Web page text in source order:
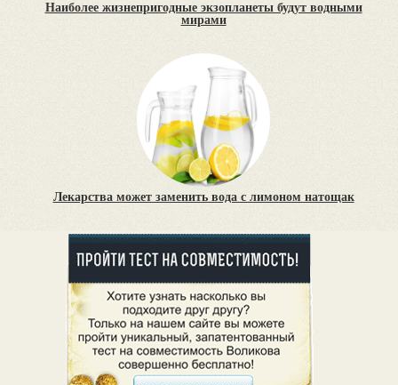
Наиболее жизнепригодные экзопланеты будут водными
мирами
Лекарства может заменить вода с лимоном натощак